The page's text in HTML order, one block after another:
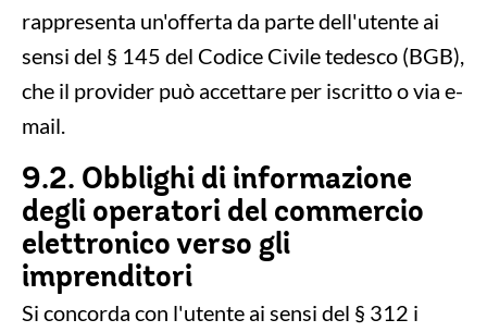
rappresenta un'offerta da parte dell'utente ai
sensi del § 145 del Codice Civile tedesco (BGB),
che il provider può accettare per iscritto o via e-
mail.
9.2. Obblighi di informazione
degli operatori del commercio
elettronico verso gli
imprenditori
Si concorda con l'utente ai sensi del § 312 i